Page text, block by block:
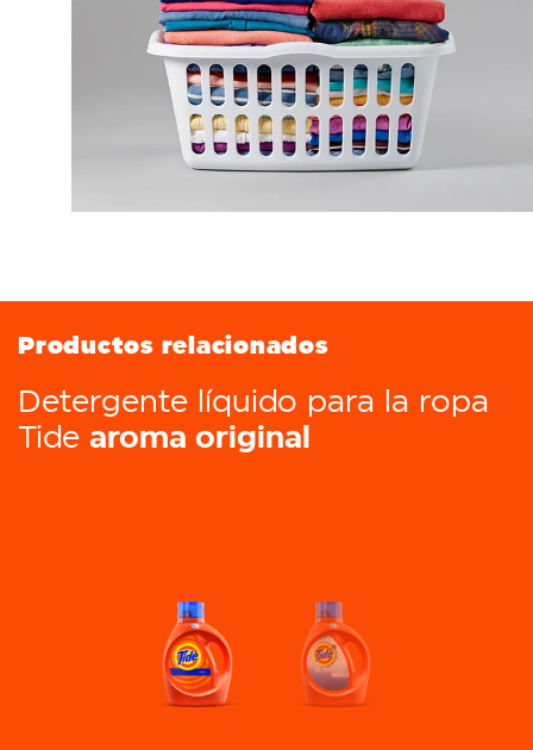
Productos relacionados
Detergente líquido para la ropa
Tide aroma original